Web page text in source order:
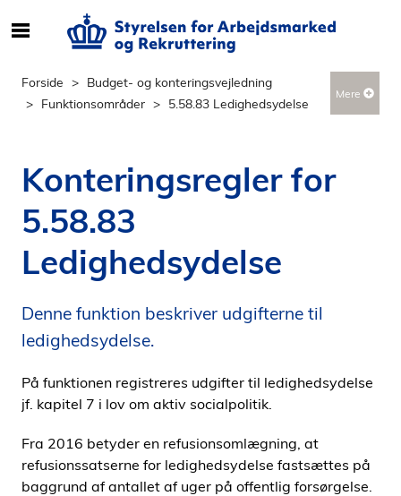
e
r
n
h
l
d
å
s
d
e
n
Forside
Budget- og konteringsvejledning
Funktionsområder
5.58.83 Ledighedsydelse
Mere
Konteringsregler for
5.58.83
Ledighedsydelse
Denne funktion beskriver udgifterne til
ledighedsydelse.
På funktionen registreres udgifter til ledighedsydelse
jf. kapitel 7 i lov om aktiv socialpolitik.
Fra 2016 betyder en refusionsomlægning, at
refusionssatserne for ledighedsydelse fastsættes på
baggrund af antallet af uger på offentlig forsørgelse.